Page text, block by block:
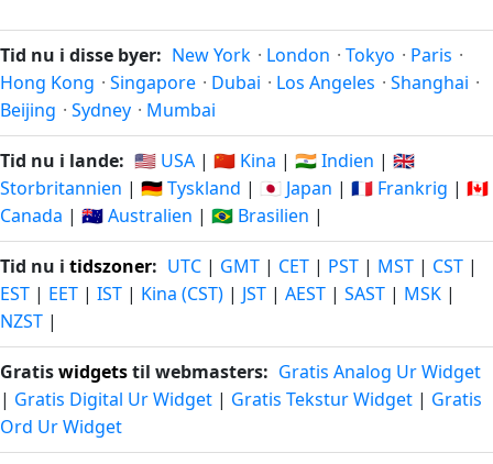
Tid nu i disse byer: New York · London · Tokyo · Paris ·
Hong Kong · Singapore · Dubai · Los Angeles · Shanghai ·
Beijing · Sydney · Mumbai
Tid nu i lande: 🇺🇸 USA | 🇨🇳 Kina | 🇮🇳 Indien | 🇬🇧
Storbritannien | 🇩🇪 Tyskland | 🇯🇵 Japan | 🇫🇷 Frankrig | 🇨🇦
Canada | 🇦🇺 Australien | 🇧🇷 Brasilien |
Tid nu i tidszoner: UTC | GMT | CET | PST | MST | CST |
EST | EET | IST | Kina (CST) | JST | AEST | SAST | MSK |
NZST |
Gratiswidgetstil webmasters: Gratis Analog Ur Widget
| Gratis Digital Ur Widget | Gratis Tekstur Widget | Gratis
Ord Ur Widget